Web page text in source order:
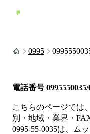
0995
電話番号
こちらのページでは、
別・地域・業界・
0995-55-0035は、 ム